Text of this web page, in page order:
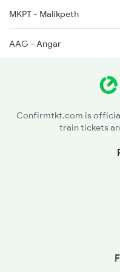
12170 Seat Availability
16382 Seat Availability
MKPT - Malikpeth
AAG - Angar
WDS - Wadsinge
Confirmtkt.com is
train tickets